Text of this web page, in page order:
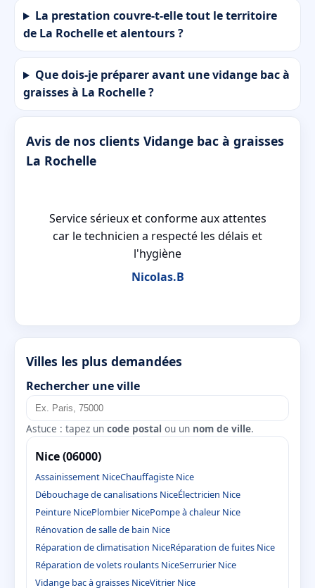
La prestation couvre-t-elle tout le territoire
de La Rochelle et alentours ?
Que dois-je préparer avant une vidange bac à
graisses à La Rochelle ?
Avis de nos clients Vidange bac à graisses
La Rochelle
Service sérieux et conforme aux attentes
car le technicien a respecté les délais et
l'hygiène
Nicolas.B
Villes les plus demandées
Rechercher une ville
Astuce : tapez un code postal ou un nom de ville.
Nice (06000)
Assainissement NiceChauffagiste Nice
Débouchage de canalisations NiceÉlectricien Nice
Peinture NicePlombier NicePompe à chaleur Nice
Rénovation de salle de bain Nice
Réparation de climatisation NiceRéparation de fuites Nice
Réparation de volets roulants NiceSerrurier Nice
Vidange bac à graisses NiceVitrier Nice